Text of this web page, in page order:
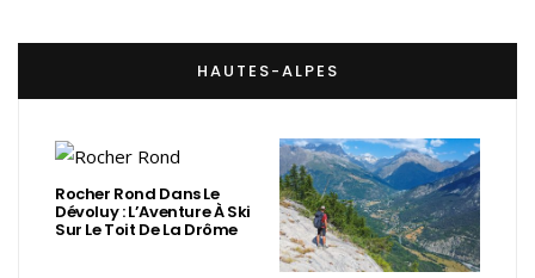
HAUTES-ALPES
Rocher Rond Dans Le
Dévoluy : L’Aventure À Ski
Sur Le Toit De La Drôme